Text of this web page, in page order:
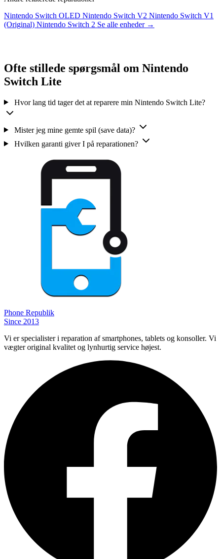
Nintendo Switch OLED Nintendo Switch V2 Nintendo Switch V1
(Original) Nintendo Switch 2 Se alle enheder →
Ofte stillede spørgsmål om Nintendo
Switch Lite
Hvor lang tid tager det at reparere min Nintendo Switch Lite?
Mister jeg mine gemte spil (save data)?
Hvilken garanti giver I på reparationen?
Phone Republik
Since 2013
Vi er specialister i reparation af smartphones, tablets og konsoller. Vi
vægter original kvalitet og lynhurtig service højest.